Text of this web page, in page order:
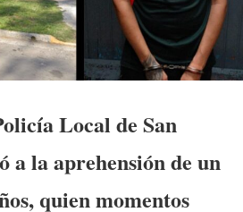
Local de San
a la aprehensión de un
quien momentos